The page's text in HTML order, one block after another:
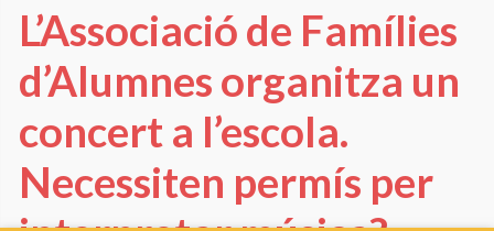
L’Associació de Famílies
d’Alumnes organitza un
concert a l’escola.
Necessiten permís per